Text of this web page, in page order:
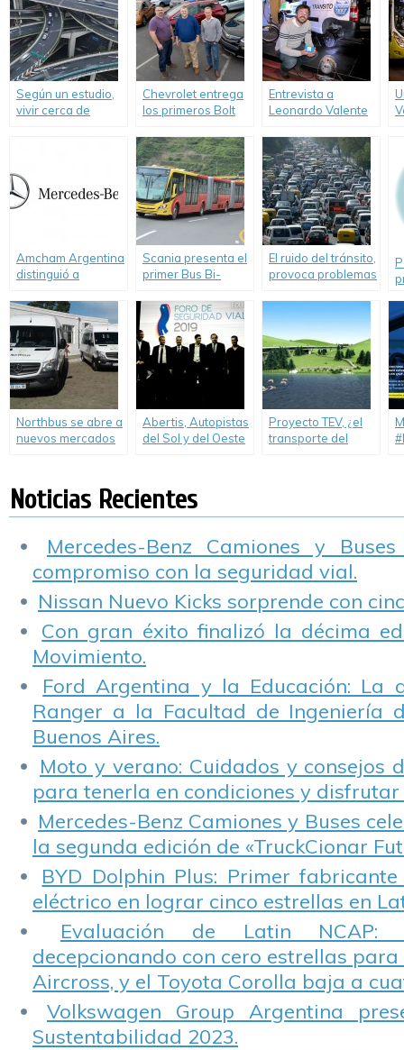
Según un estudio,
vivir cerca de
Chevrolet entrega
los primeros Bolt
Unidos.
Entrevista a
Leonardo Valente
Latinoamericano
de Vehículos
Eléctricos
Amcham Argentina
distinguió a
Argentina líder en
gestión
sustentable
Scania presenta el
primer Bus Bi-
mundo impulsado a
gas natural.
El ruido del tránsito,
provoca problemas
Northbus se abre a
nuevos mercados
Seguro de Pointer
Abertis, Autopistas
del Sol y del Oeste
Proyecto TEV, ¿el
transporte del
Noticias Recientes
Mercedes-Benz Camiones y
compromiso con la seguridad vial.
Nissan Nuevo Kicks sorprende con
Con gran éxito finalizó la décima
Movimiento.
Ford Argentina y la Educación: La
Ranger a la Facultad de Ingeniería
Buenos Aires.
Moto y verano: Cuidados y consejos
para tenerla en condiciones y disfrutar
Mercedes-Benz Camiones y Buses
la segunda edición de «TruckCionar
BYD Dolphin Plus: Primer
eléctrico en lograr cinco estrellas en
Evaluación de Latin NCAP:
decepcionando con cero estrellas para
Aircross, y el Toyota Corolla baja a
Volkswagen Group Argentina
Sustentabilidad 2023.